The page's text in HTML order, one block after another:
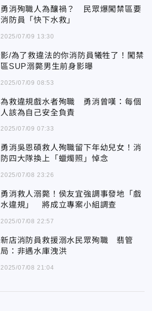
勇消殉職人為釀禍？ 民眾爆闖禁區要
消防員「快下水救」
2025/07/09 13:30
影/為了救違法的你消防員犧牲了！闖禁
區SUP溺斃男生前身影曝
2025/07/09 08:53
為救違規戲水者殉職 勇消曾嘆：每個
人該為自己安全負責
2025/07/09 07:33
勇消吳恩碩救人殉職留下年幼兒女！消
防四大隊換上「蠟燭照」悼念
2025/07/08 23:26
勇消救人溺斃！侯友宜強調事發地「戲
水違規」 將成立專案小組調查
2025/07/08 22:57
新店消防員救援溺水民眾殉職 翡管
局：非遇水庫洩洪
2025/07/08 21:04